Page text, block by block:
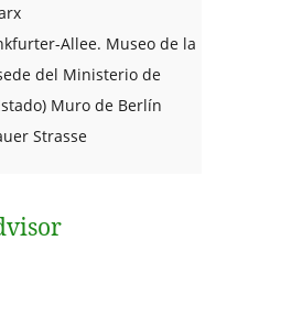
Allee. Museo de la
del Ministerio de
Muro de Berlín
Strasse